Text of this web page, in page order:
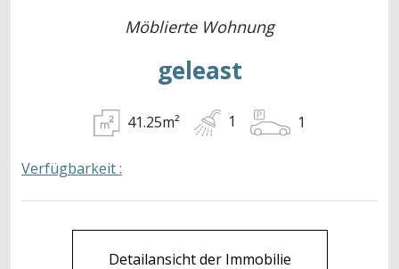
Möblierte Wohnung
geleast
41.25m² 1 1
Verfügbarkeit :
Detailansicht der Immobilie